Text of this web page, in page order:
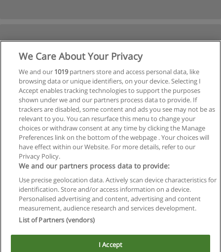
Reglas de uso
Privacidad de datos
Contactar con Educaedu
Copyright © Educaedu Business S.L. - CIF : B-95610580: -
We Care About Your Privacy
We and our 1019partners store and access personal data, like
browsing data or unique identifiers, on your device. Selecting I
Accept enables tracking technologies to support the purposes
shown under we and our partners process data to provide. If
trackers are disabled, some content and ads you see may not be as
relevant to you. You can resurface this menu to change your
choices or withdraw consent at any time by clicking the Manage
Preferences link on the bottom of the webpage . Your choices will
have effect within our Website. For more details, refer to our
Privacy Policy.
We and our partners process data to provide:
Use precise geolocation data. Actively scan device characteristics for
identification. Store and/or access information on a device.
Personalised advertising and content, advertising and content
measurement, audience research and services development.
List of Partners (vendors)
I Accept